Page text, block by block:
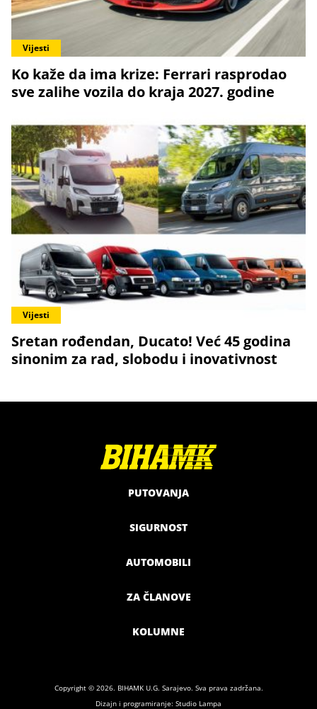
Vijesti
Ko kaže da ima krize: Ferrari rasprodao
sve zalihe vozila do kraja 2027. godine
Vijesti
Sretan rođendan, Ducato! Već 45 godina
sinonim za rad, slobodu i inovativnost
PUTOVANJA
SIGURNOST
AUTOMOBILI
ZA ČLANOVE
KOLUMNE
Copyright © 2026. BIHAMK U.G. Sarajevo. Sva prava zadržana.
Dizajn i programiranje: Studio Lampa